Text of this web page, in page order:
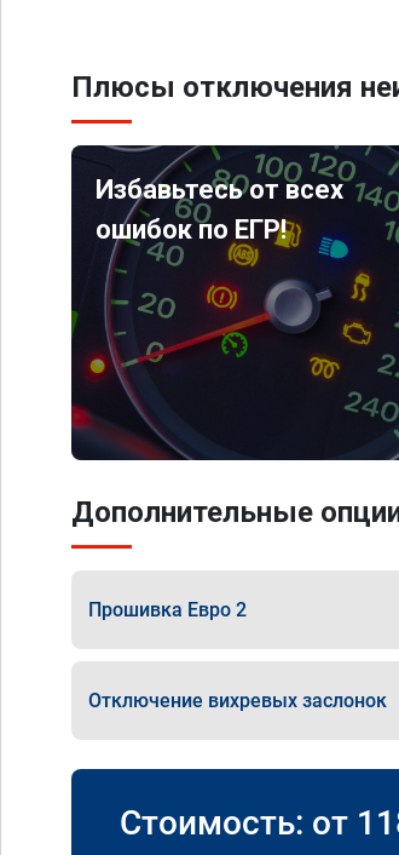
Плюсы отключения
Избавьтесь от всех
ошибок по ЕГР!
Дополнительные
Прошивка Евро 2
Отключение вихревых заслонок
Стоимость: от